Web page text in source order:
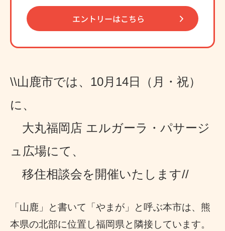
エントリーはこちら
\\山鹿市では、 10月14日（月・祝）
に、
大丸福岡店 エルガーラ・パサージ
ュ広場にて、
移住相談会を開催いたします//
「山鹿」と書いて「やまが」と呼ぶ本市は、熊
本県の北部に位置し福岡県と隣接しています。